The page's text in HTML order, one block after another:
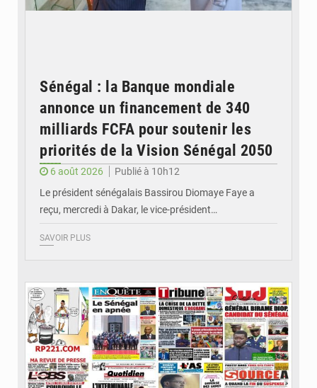
Sénégal : la Banque mondiale
annonce un financement de 340
milliards FCFA pour soutenir les
priorités de la Vision Sénégal 2050
6 août 2026
Publié à 10h12
Le président sénégalais Bassirou Diomaye Faye a
reçu, mercredi à Dakar, le vice-président…
SAVOIR PLUS